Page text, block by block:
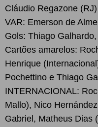
Cláudio Regazone (RJ)
VAR: Emerson de
Gols: Thiago
Cartões amarelos:
Henrique
Pochettino e Thiago
INTERNACIONAL:
Mallo), Nico
Gabriel, Matheus Dias